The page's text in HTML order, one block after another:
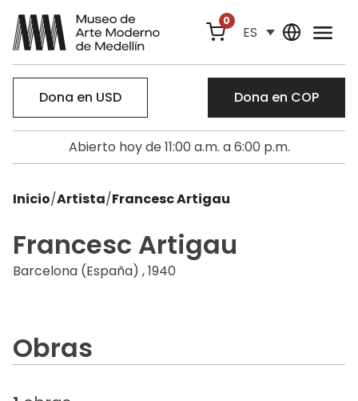
0
ES
Dona en USD Dona en COP
Abierto hoy de 11:00 a.m. a 6:00 p.m.
Inicio/Artista/Francesc Artigau
Francesc Artigau
Barcelona (España) , 1940
Obras